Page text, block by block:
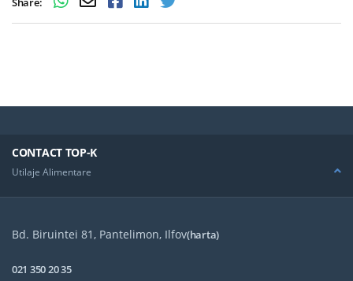
CONTACT TOP-K
Utilaje Alimentare
Bd. Biruintei 81, Pantelimon, Ilfov(harta)
021 350 20 35